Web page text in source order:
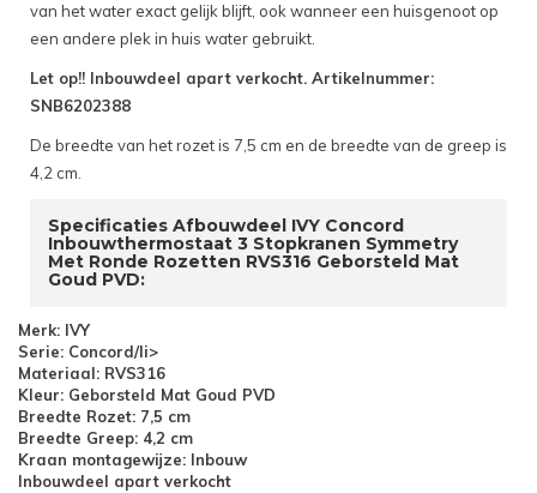
van het water exact gelijk blijft, ook wanneer een huisgenoot op
een andere plek in huis water gebruikt.
Let op!! Inbouwdeel apart verkocht. Artikelnummer:
SNB6202388
De breedte van het rozet is 7,5 cm en de breedte van de greep is
4,2 cm.
Specificaties Afbouwdeel IVY Concord
Inbouwthermostaat 3 Stopkranen Symmetry
Met Ronde Rozetten RVS316 Geborsteld Mat
Goud PVD:
Merk: IVY
Serie: Concord/li>
Materiaal: RVS316
Kleur: Geborsteld Mat Goud PVD
Breedte Rozet: 7,5 cm
Breedte Greep: 4,2 cm
Kraan montagewijze: Inbouw
Inbouwdeel apart verkocht